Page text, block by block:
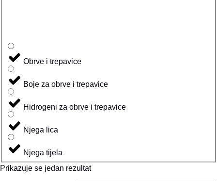
Obrve i trepavice
Boje za obrve i trepavice
Hidrogeni za obrve i trepavice
Njega lica
Njega tijela
Prikazuje se jedan rezultat